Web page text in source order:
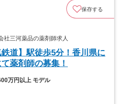
保存する
三河薬品の薬剤師求人
鉄道】駅徒歩5分！香川県に
薬剤師の募集！
万円以上 モデル